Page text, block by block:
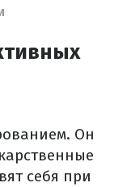
Он
себя при